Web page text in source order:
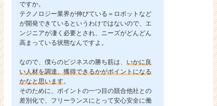
ですか。
テクノロジー業界が伸びている＝ロボットなど
が開発できているというわけではないので、エ
ンジニアが凄く必要とされ、ニーズがどんどん
高まっている状態なんですよ。
なので、僕らのビジネスの勝ち筋は、 いかに良
い人材を調達、獲得できるかがポイントになる
かなと思います。
そのために、ポイントの一つ目の競合他社との
差別化で、フリーランスにとって安心安全に働